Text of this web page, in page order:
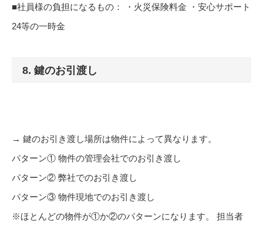
■社員様の負担になるもの： ・火災保険料金 ・安心サポート
24等の一時金
8. 鍵のお引渡し
→ 鍵のお引き渡し場所は物件によって異なります。
パターン① 物件の管理会社でのお引き渡し
パターン② 弊社でのお引き渡し
パターン③ 物件現地でのお引き渡し
※ほとんどの物件が①か②のパターンになります。 担当者